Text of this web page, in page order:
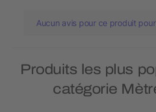
Aucun avis pour ce produit
Produits les plus
catégorie